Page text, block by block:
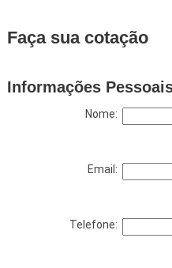
Faça sua cotação
Informações
Nome:
Email:
Telefone: